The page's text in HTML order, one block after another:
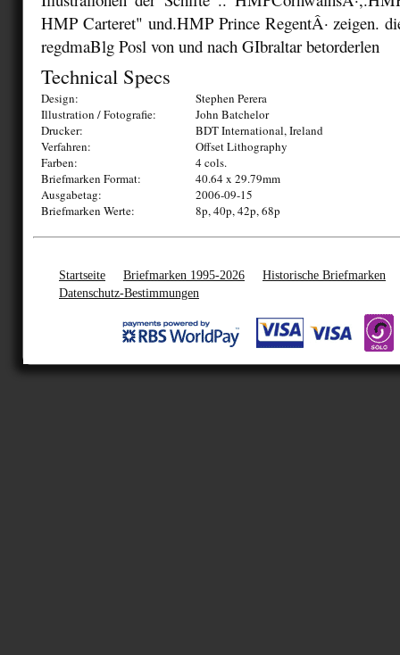
HMP Carteret" und.HMP Prince RegentÂ· zeigen.
regdmaBlg Posl von und nach GIbraltar betorderlen
Technical Specs
Design:
Stephen Perera
Illustration / Fotografie:
John Batchelor
Drucker:
BDT International, Ireland
Verfahren:
Offset Lithography
Farben:
4 cols.
Briefmarken Format:
40.64 x 29.79mm
Ausgabetag:
2006-09-15
Briefmarken Werte:
8p, 40p, 42p, 68p
Startseite Briefmarken 1995-2026
Historische Briefmarken
Datenschutz-Bestimmungen